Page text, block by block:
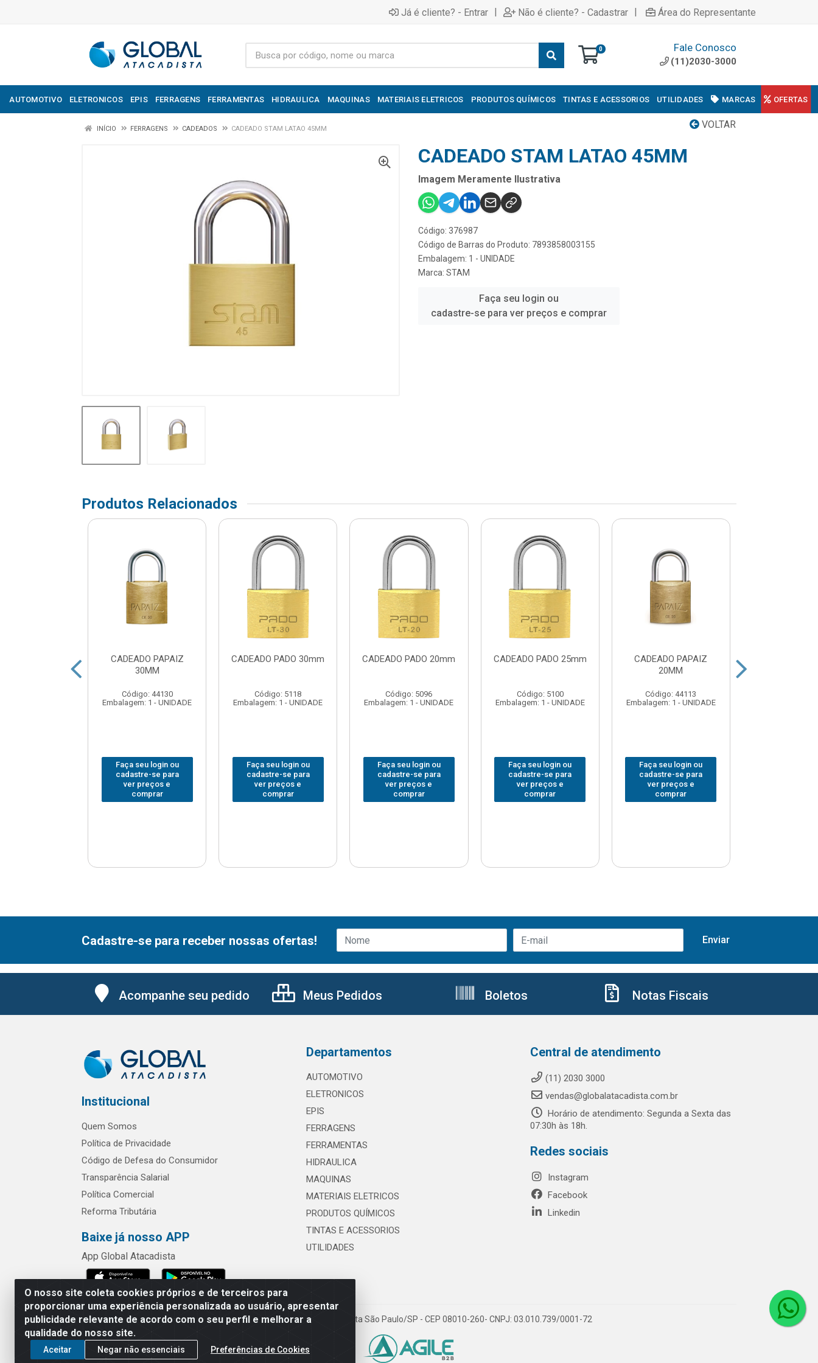
Já é cliente? - Entrar | Não é cliente? - Cadastrar | Área do Representante
0 Fale Conosco
(11)2030-3000
AUTOMOTIVO ELETRONICOS EPIS FERRAGENS FERRAMENTAS HIDRAULICA MAQUINAS MATERIAIS ELETRICOS PRODUTOS QUÍMICOS TINTAS E ACESSORIOS UTILIDADES MARCAS OFERTAS
VOLTAR
INÍCIO FERRAGENS CADEADOS CADEADO STAM LATAO 45MM
CADEADO STAM LATAO 45MM
Imagem Meramente Ilustrativa
Código: 376987
Código de Barras do Produto: 7893858003155
Embalagem: 1 - UNIDADE
Marca: STAM
Faça seu login ou
cadastre-se para ver preços e comprar
Produtos Relacionados
CADEADO PAPAIZ
30MM
Código: 44130
Embalagem: 1 - UNIDADE
Faça seu login ou
cadastre-se para
ver preços e
comprar
CADEADO PADO 30mm
Código: 5118
Embalagem: 1 - UNIDADE
Faça seu login ou
cadastre-se para
ver preços e
comprar
CADEADO PADO 20mm
Código: 5096
Embalagem: 1 - UNIDADE
Faça seu login ou
cadastre-se para
ver preços e
comprar
CADEADO PADO 25mm
Código: 5100
Embalagem: 1 - UNIDADE
Faça seu login ou
cadastre-se para
ver preços e
comprar
CADEADO PAPAIZ
20MM
Código: 44113
Embalagem: 1 - UNIDADE
Faça seu login ou
cadastre-se para
ver preços e
comprar
O nosso site coleta cookies próprios e de terceiros para
proporcionar uma experiência personalizada ao usuário, apresentar
publicidade relevante de acordo com o seu perfil e melhorar a
qualidade do nosso site.
Aceitar Negar não essenciais Preferências de Cookies
Cadastre-se para receber nossas ofertas!
Acompanhe seu pedido Meus Pedidos Boletos Notas Fiscais
Institucional
Quem Somos
Política de Privacidade
Código de Defesa do Consumidor
Transparência Salarial
Política Comercial
Reforma Tributária
Baixe já nosso APP
App Global Atacadista
Departamentos
AUTOMOTIVO
ELETRONICOS
EPIS
FERRAGENS
FERRAMENTAS
HIDRAULICA
MAQUINAS
MATERIAIS ELETRICOS
PRODUTOS QUÍMICOS
TINTAS E ACESSORIOS
UTILIDADES
Central de atendimento
(11) 2030 3000
vendas@globalatacadista.com.br
Horário de atendimento: Segunda a Sexta das
07:30h às 18h.
Redes sociais
Instagram
Facebook
Linkedin
Rua Chipuê, 117 - S. Miguel Paulista São Paulo/SP - CEP 08010-260- CNPJ: 03.010.739/0001-72